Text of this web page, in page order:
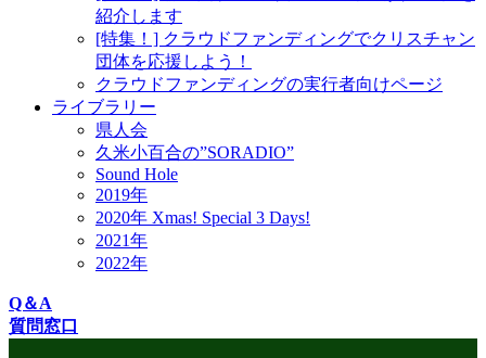
紹介します
[特集！] クラウドファンディングでクリスチャン
団体を応援しよう！
クラウドファンディングの実行者向けページ
ライブラリー
県人会
久米小百合の”SORADIO”
Sound Hole
2019年
2020年 Xmas! Special 3 Days!
2021年
2022年
Q＆A
質問窓口